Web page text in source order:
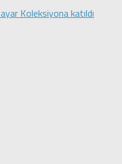
Koleksiyona katıldı